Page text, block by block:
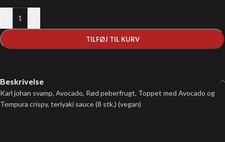
TILFØJ TIL KURV
Beskrivelse
Karl johan svamp, Avocado, Rød peberfrugt, Toppet med Avocado og
Tempura crispy, teriyaki sauce (8 stk.) (vegan)